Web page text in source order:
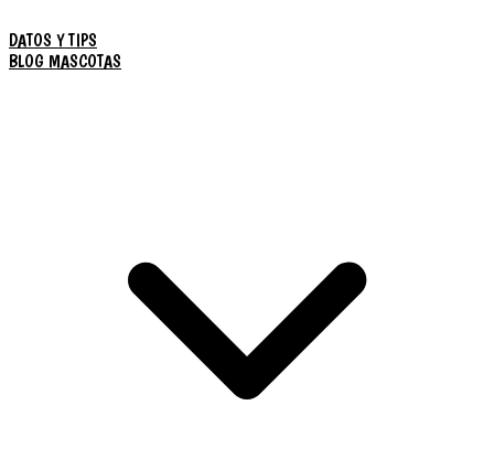
DATOS Y TIPS
BLOG MASCOTAS